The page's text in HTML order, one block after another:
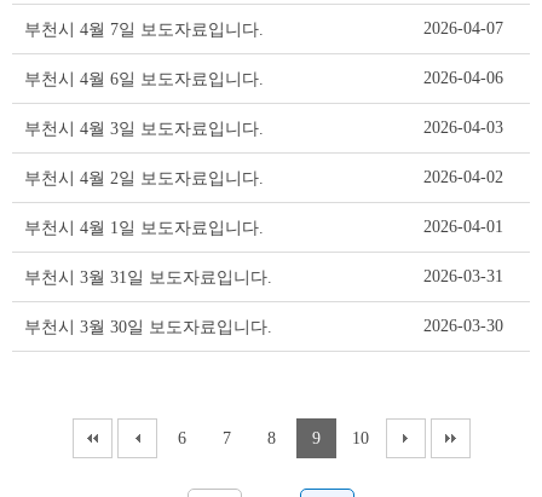
테
블
부천시 4월 7일 보도자료입니다. 2026-04-07
부천시 4월 6일 보도자료입니다. 2026-04-06
부천시 4월 3일 보도자료입니다. 2026-04-03
부천시 4월 2일 보도자료입니다. 2026-04-02
부천시 4월 1일 보도자료입니다. 2026-04-01
부천시 3월 31일 보도자료입니다. 2026-03-31
부천시 3월 30일 보도자료입니다. 2026-03-30
6 7 8 9 10